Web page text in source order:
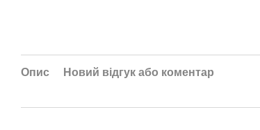
Опис Новий відгук або коментар